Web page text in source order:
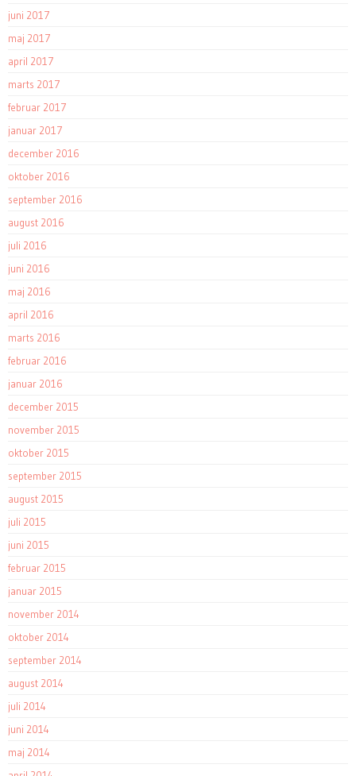
juni 2017
maj 2017
april 2017
marts 2017
februar 2017
januar 2017
december 2016
oktober 2016
september 2016
august 2016
juli 2016
juni 2016
maj 2016
april 2016
marts 2016
februar 2016
januar 2016
december 2015
november 2015
oktober 2015
september 2015
august 2015
juli 2015
juni 2015
februar 2015
januar 2015
november 2014
oktober 2014
september 2014
august 2014
juli 2014
juni 2014
maj 2014